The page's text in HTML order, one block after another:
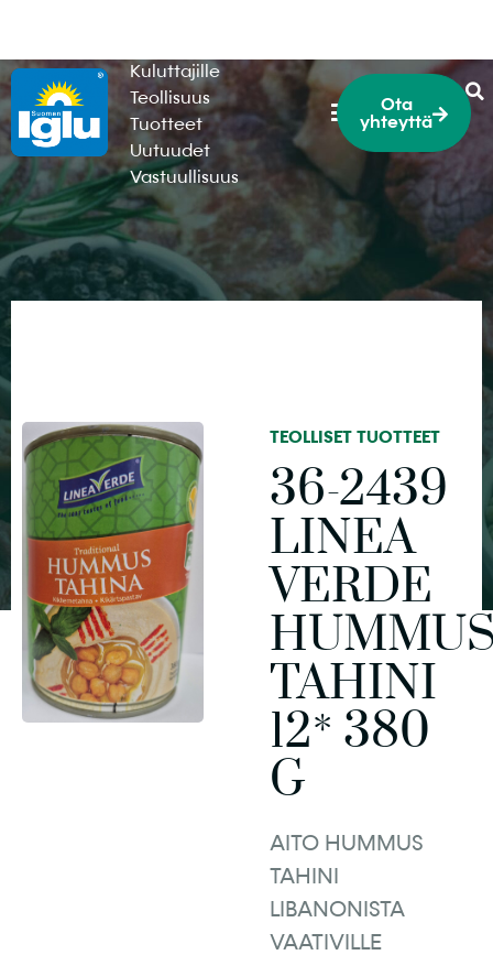
Kuluttajille
Teollisuus
Tuotteet
Uutuudet
Vastuullisuus
Ota
yhteyttä
TEOLLISET TUOTTEET
36-2439
LINEA
VERDE
TAHINI
12* 380
G
AITO HUMMUS
TAHINI
LIBANONISTA
VAATIVILLE